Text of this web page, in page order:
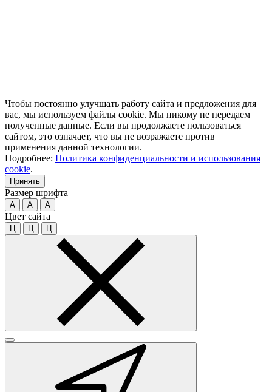
Чтобы постоянно улучшать работу сайта и предложения для
вас, мы используем файлы cookie. Мы никому не передаем
полученные данные. Если вы продолжаете пользоваться
сайтом, это означает, что вы не возражаете против
применения данной технологии.
Подробнее: Политика конфиденциальности и использования
cookie.
Принять
Размер шрифта
A A A
Цвет сайта
Ц Ц Ц